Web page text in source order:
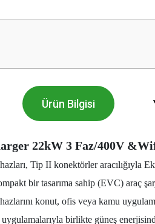
Ürün Bilgisi
22kW 3 Faz/400V
Tip II konektörler aracılığıyla
bir tasarıma sahip (EVC) araç
konut, ofis veya kamu
birlikte güneş